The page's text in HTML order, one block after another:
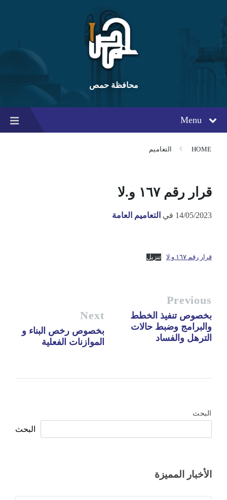
content
main
navigation
footer
محافظة حمص
Menu
HOME التعاميم
قرار رقم ١٦٧ و.لا
14/05/2023 في التعاميم العامة
قرار رقم ١٦٧ و.لا تنزيل
Previous
بخصوص تنفيذ الخطط
والبرامج وضبط حالات
الترهل والفساد
Next
بخصوص رخص البناء و
الموازنات الفعلية
البحث
البحث
الأخبار المميزة